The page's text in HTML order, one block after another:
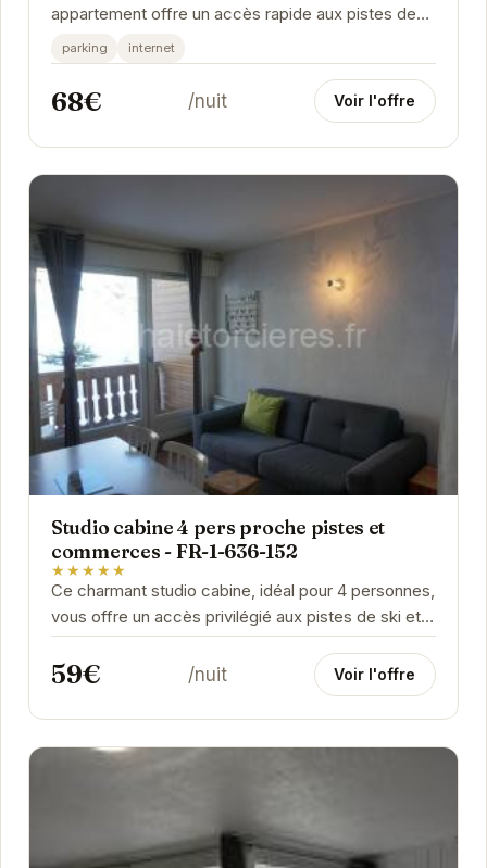
appartement offre un accès rapide aux pistes de
ski et aux nombreuses activités de la station. Son
balcon...
parking internet
68€ /nuit Voir l'offre
Studio cabine 4 pers proche pistes et
commerces - FR-1-636-152
★★★★★
Ce charmant studio cabine, idéal pour 4 personnes,
vous offre un accès privilégié aux pistes de ski et à
l'animation des commerces d'Orcières....
59€ /nuit Voir l'offre